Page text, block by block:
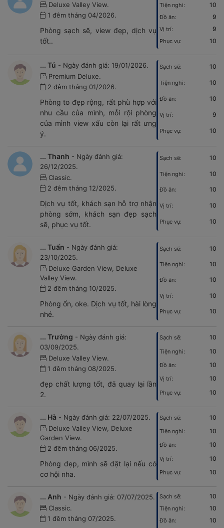
Deluxe Valley View.
1 đêm tháng 04/2026.
Phòng sạch sẽ, view đẹp, dịch vụ
tốt..
Tiện nghi: 10
Đồ ăn: 9
Vị trí: 9
Phục vụ: 10
... Tú - Ngày đánh giá: 19/01/2026.
Premium Deluxe.
2 đêm tháng 01/2026.
Phòng to đẹp rộng, rất phù hợp với
nhu cầu của mình, mỗi rội phòng
của mình view xấu còn lại rất ưng
ý.
Sạch sẽ: 10
Tiện nghi: 10
Đồ ăn: 10
Vị trí: 9
Phục vụ: 10
... Thanh - Ngày đánh giá:
26/12/2025.
Classic.
2 đêm tháng 12/2025.
Dịch vụ tốt, khách sạn hỗ trợ nhận
phòng sớm, khách sạn đẹp sạch
sẽ, phục vụ tốt.
Sạch sẽ: 10
Tiện nghi: 10
Đồ ăn: 10
Vị trí: 10
Phục vụ: 10
... Tuấn - Ngày đánh giá:
23/10/2025.
Deluxe Garden View, Deluxe
Valley View.
2 đêm tháng 10/2025.
Phòng ổn, oke. Dịch vụ tốt, hài lòng
nhé.
Sạch sẽ: 10
Tiện nghi: 10
Đồ ăn: 10
Vị trí: 10
Phục vụ: 10
... Trường - Ngày đánh giá:
03/09/2025.
Deluxe Valley View.
1 đêm tháng 08/2025.
đẹp chất lượng tốt, đã quay lại lần
2.
Sạch sẽ: 10
Tiện nghi: 10
Đồ ăn: 10
Vị trí: 10
Phục vụ: 10
... Hà - Ngày đánh giá: 22/07/2025.
Deluxe Valley View, Deluxe
Garden View.
2 đêm tháng 06/2025.
Phòng đẹp, mình sẽ đặt lại nếu có
cơ hội nha.
Sạch sẽ: 10
Tiện nghi: 10
Đồ ăn: 10
Vị trí: 10
Phục vụ: 10
... Anh - Ngày đánh giá: 07/07/2025.
Classic.
1 đêm tháng 07/2025.
Sạch sẽ: 10
Tiện nghi: 10
Đồ ăn: 10